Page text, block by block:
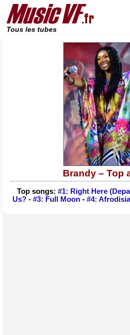
Tous les tubes
Brandy – Top
Top songs: #1: Right Here
Us?- #3: Full Moon- #4: